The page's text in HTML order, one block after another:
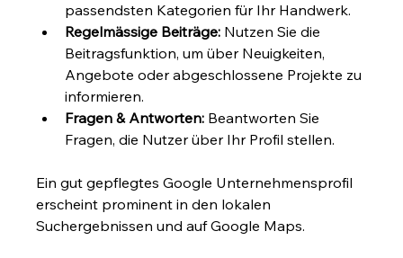
passendsten Kategorien für Ihr Handwerk.
Regelmässige Beiträge: Nutzen Sie die
Beitragsfunktion, um über Neuigkeiten,
Angebote oder abgeschlossene Projekte zu
informieren.
Fragen & Antworten: Beantworten Sie
Fragen, die Nutzer über Ihr Profil stellen.
Ein gut gepflegtes Google Unternehmensprofil
erscheint prominent in den lokalen
Suchergebnissen und auf Google Maps.